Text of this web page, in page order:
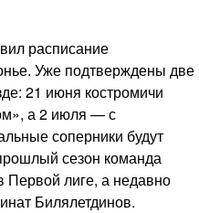
расписание
Уже подтверждены две
21 июня костромичи
а 2 июля — с
соперники будут
сезон команда
лиге, а недавно
Билялетдинов.